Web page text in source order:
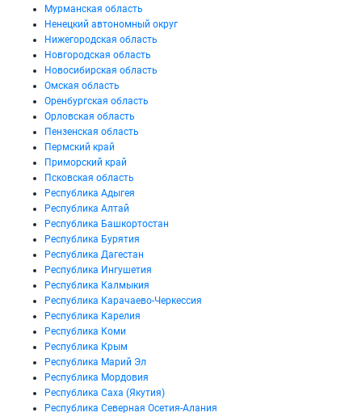
Мурманская область
Ненецкий автономный округ
Нижегородская область
Новгородская область
Новосибирская область
Омская область
Оренбургская область
Орловская область
Пензенская область
Пермский край
Приморский край
Псковская область
Республика Адыгея
Республика Алтай
Республика Башкортостан
Республика Бурятия
Республика Дагестан
Республика Ингушетия
Республика Калмыкия
Республика Карачаево-Черкессия
Республика Карелия
Республика Коми
Республика Крым
Республика Марий Эл
Республика Мордовия
Республика Саха (Якутия)
Республика Северная Осетия-Алания